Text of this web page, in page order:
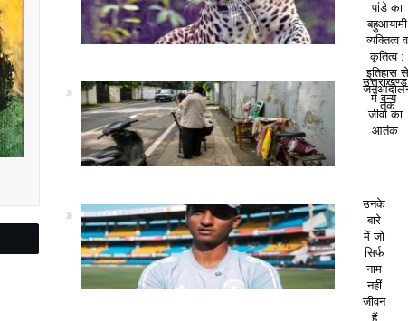
पांडे का
बहुआयामी
व्यक्तित्व व
कृतित्व :
इतिहास से
तक
उत्तराखण्ड
में वन्य-
जीवों का
आतंक
उनके
बारे
में जो
सिर्फ
नाम
नहीं
जीवन
हैं